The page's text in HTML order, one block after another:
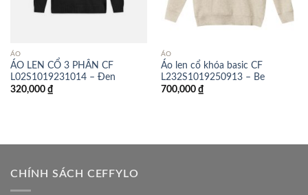
ÁO
ÁO LEN CỔ 3 PHÂN CF
L02S1019231014 – Đen
320,000 ₫
ÁO
Áo len cổ khóa basic CF
L232S1019250913 – Be
700,000 ₫
CHÍNH SÁCH CEFFYLO